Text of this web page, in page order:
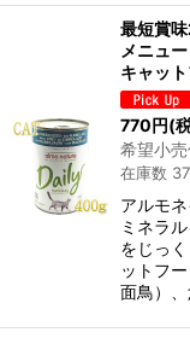
最短賞
メニュ
キャッ
770円(
希望小
在庫数
アルモ
ミネラ
をじっ
ットフ
面鳥）